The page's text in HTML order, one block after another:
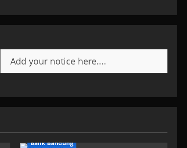
Add your notice here....
Balik Bandung